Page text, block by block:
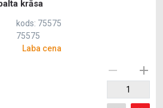
krāsa
kods: 75575
75575
Laba cena